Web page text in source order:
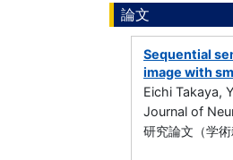
論文
Sequential
image with
Eichi Takaya,
Journal of
研究論文（学